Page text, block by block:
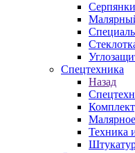
Спецтехника
Назад
Техника